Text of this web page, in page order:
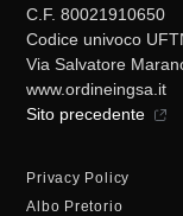
C.F. 80021910650
Codice univoco
Via Salvatore
www.ordineingsa.it
Sito precedente
Privacy Policy
Albo Pretorio